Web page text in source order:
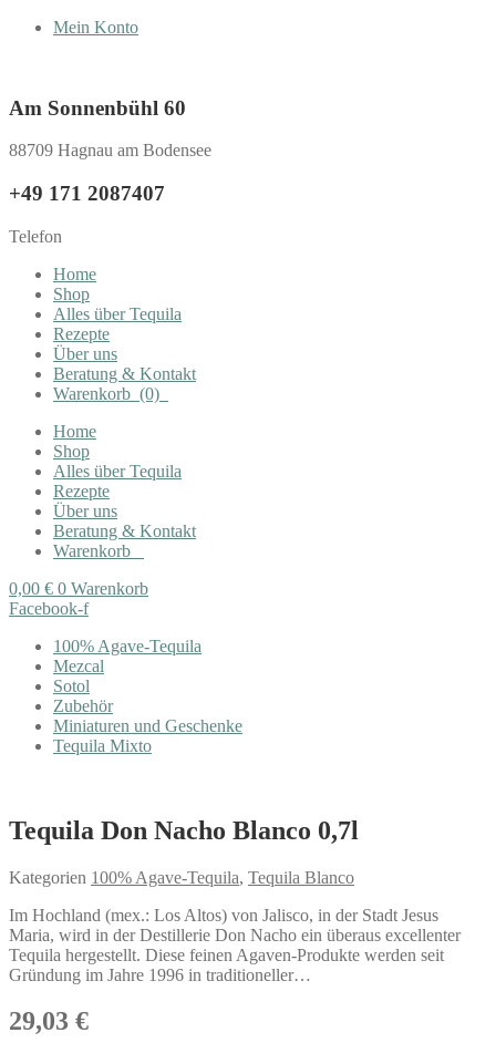
Mein Konto
Am Sonnenbühl 60
88709 Hagnau am Bodensee
+49 171 2087407
Telefon
Home
Shop
Alles über Tequila
Rezepte
Über uns
Beratung & Kontakt
Warenkorb (0)
Home
Shop
Alles über Tequila
Rezepte
Über uns
Beratung & Kontakt
Warenkorb
0,00 € 0 Warenkorb
Facebook-f
100% Agave-Tequila
Mezcal
Sotol
Zubehör
Miniaturen und Geschenke
Tequila Mixto
Tequila Don Nacho Blanco 0,7l
Kategorien 100% Agave-Tequila, Tequila Blanco
Im Hochland (mex.: Los Altos) von Jalisco, in der Stadt Jesus
Maria, wird in der Destillerie Don Nacho ein überaus excellenter
Tequila hergestellt. Diese feinen Agaven-Produkte werden seit
Gründung im Jahre 1996 in traditioneller…
29,03 €